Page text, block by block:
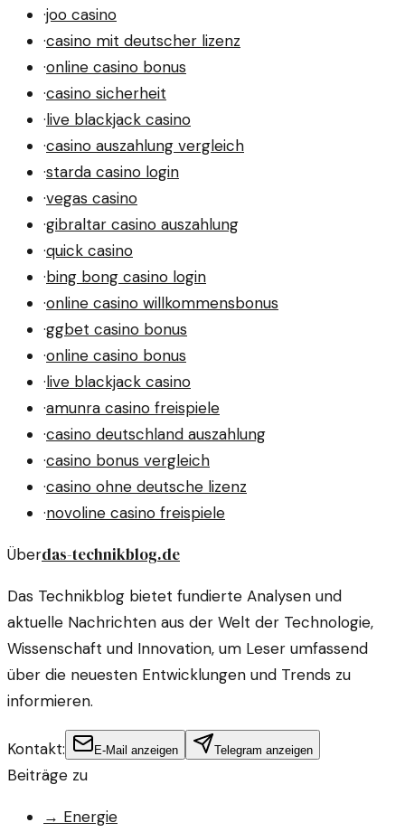
·joo casino
·casino mit deutscher lizenz
·online casino bonus
·casino sicherheit
·live blackjack casino
·casino auszahlung vergleich
·starda casino login
·vegas casino
·gibraltar casino auszahlung
·quick casino
·bing bong casino login
·online casino willkommensbonus
·ggbet casino bonus
·online casino bonus
·live blackjack casino
·amunra casino freispiele
·casino deutschland auszahlung
·casino bonus vergleich
·casino ohne deutsche lizenz
·novoline casino freispiele
Überdas-technikblog.de
Das Technikblog bietet fundierte Analysen und
aktuelle Nachrichten aus der Welt der Technologie,
Wissenschaft und Innovation, um Leser umfassend
über die neuesten Entwicklungen und Trends zu
informieren.
Kontakt: E-Mail anzeigen Telegram anzeigen
Beiträge zu
→ Energie